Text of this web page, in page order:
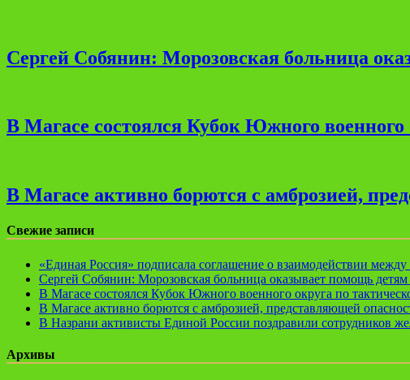
Сергей Собянин: Морозовская больница
В Магасе состоялся Кубок Южного
В Магасе активно борются с амброзией,
Свежие записи
«Единая Россия» подписала соглашение о взаимодействии
Сергей Собянин: Морозовская больница оказывает помощь детям
В Магасе состоялся Кубок Южного военного округа по
В Магасе активно борются с амброзией, представляющей
В Назрани активисты Единой России поздравили сотрудников
Архивы